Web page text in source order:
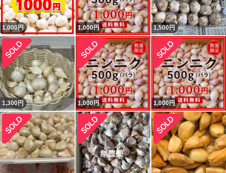
1,000円 1,000円 1,500円
1,300円 1,000円 1,000円